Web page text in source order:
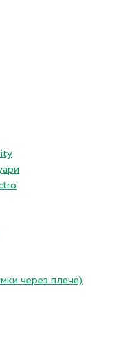
через плече)